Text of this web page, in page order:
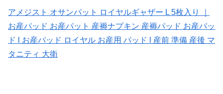
アメジスト オサンパット ロイヤルギャザー L 5枚入り ｜
お産パッド お産パット 産褥ナプキン 産褥パッド お産パッ
ド l お産パッド ロイヤル お産用 パッド l 産前 準備 産後 マ
タニティ 大衛